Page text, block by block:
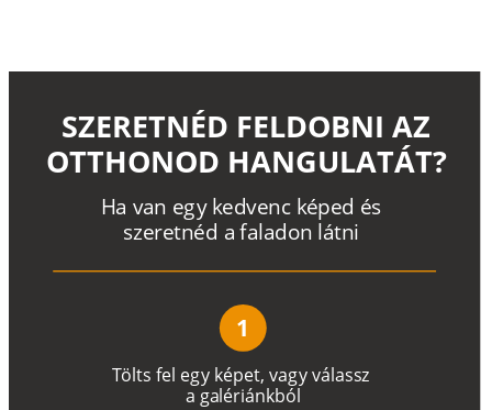
Tölts fel egy képet, vagyválassz
a galériánkból
Ha van egy kedvenc képed és
szeretnéd a faladon látni
SZERETNÉD FELDOBNI AZ
OTTHONOD HANGULATÁT?
1